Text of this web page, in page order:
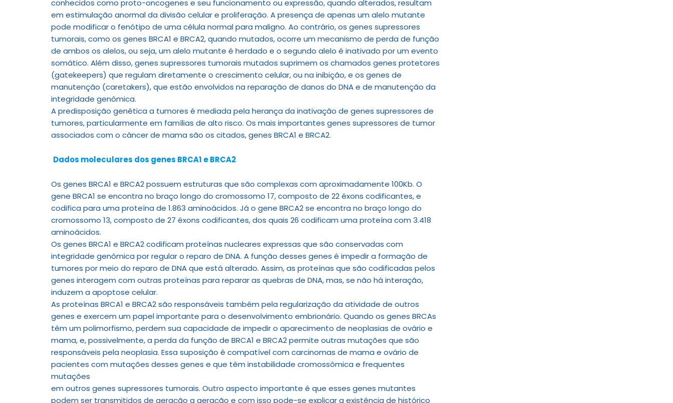
conhecidos como proto-oncogenes e seu funcionamento ou expressão, quando alterados, resultam
em estimulação anormal da divisão celular e proliferação. A presença de apenas um alelo mutante
pode modificar o fenótipo de uma célula normal para maligno. Ao contrário, os genes supressores
tumorais, como os genes BRCA1 e BRCA2, quando mutados, ocorre um mecanismo de perda de função
de ambos os alelos, ou seja, um alelo mutante é herdado e o segundo alelo é inativado por um evento
somático. Além disso, genes supressores tumorais mutados suprimem os chamados genes protetores
(gatekeepers) que regulam diretamente o crescimento celular, ou na inibição, e os genes de
manutenção (caretakers), que estão envolvidos na reparação de danos do DNA e de manutenção da
integridade genômica.
A predisposição genética a tumores é mediada pela herança da inativação de genes supressores de
tumores, particularmente em famílias de alto risco. Os mais importantes genes supressores de tumor
associados com o câncer de mama são os citados, genes BRCA1 e BRCA2.
Dados moleculares dos genes BRCA1 e BRCA2
Os genes BRCA1 e BRCA2 possuem estruturas que são complexas com aproximadamente 100Kb. O
gene BRCA1 se encontra no braço longo do cromossomo 17, composto de 22 éxons codificantes, e
codifica para uma proteína de 1.863 aminoácidos. Já o gene BRCA2 se encontra no braço longo do
cromossomo 13, composto de 27 éxons codificantes, dos quais 26 codificam uma proteína com 3.418
aminoácidos.
Os genes BRCA1 e BRCA2 codificam proteínas nucleares expressas que são conservadas com
integridade genômica por regular o reparo de DNA. A função desses genes é impedir a formação de
tumores por meio do reparo de DNA que está alterado. Assim, as proteínas que são codificadas pelos
genes interagem com outras proteínas para reparar as quebras de DNA, mas, se não há interação,
induzem a apoptose celular.
As proteínas BRCA1 e BRCA2 são responsáveis também pela regularização da atividade de outros
genes e exercem um papel importante para o desenvolvimento embrionário. Quando os genes BRCAs
têm um polimorfismo, perdem sua capacidade de impedir o aparecimento de neoplasias de ovário e
mama, e, possivelmente, a perda da função de BRCA1 e BRCA2 permite outras mutações que são
responsáveis pela neoplasia. Essa suposição é compatível com carcinomas de mama e ovário de
pacientes com mutações desses genes e que têm instabilidade cromossômica e frequentes
mutações
em outros genes supressores tumorais. Outro aspecto importante é que esses genes mutantes
podem ser transmitidos de geração a geração e com isso pode-se explicar a existência de histórico